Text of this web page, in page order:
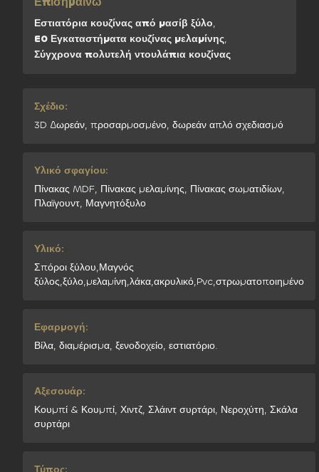
Εστιατόρια κουζίνας από μασίβ ξύλο,
E0 Εγκαταστήματα κουζίνας μελαμίνης,
Σύγχρονα πολυτελή ντουλάπια κουζίνας
Σχέδιο:
3D Δωρεάν, προσαρμοσμένο, δωρεάν απλό σχεδιασμό
Υλικό σφαγίου:
Πίνακας MDF, Πίνακας μελαμίνης, Πίνακας σωματιδίων,
Πλαϊγουντ, Μαγνητόξυλο
Υλικό:
Σπόροι ξύλου,Μαγνός
ξύλος,ξύλο,μελαμίνη,λάκα,ακρυλικό,Pvc,στρωματοποιημένο
Εφαρμογή:
Βίλα, διαμέρισμα, ξενοδοχείο, εστιατόριο.
Αξεσουάρ:
Κουμπί & Κουμπί, Χιντζ, Σλάιντ συρτάρι, Νεροχύτη, Σκάλα
συρτάρι